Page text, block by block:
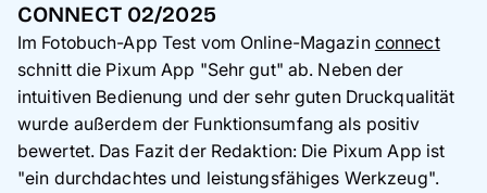
CONNECT 02/2025
Im Fotobuch-App Test vom Online-Magazin connect
schnitt die Pixum App "Sehr gut" ab. Neben der
intuitiven Bedienung und der sehr guten Druckqualität
wurde außerdem der Funktionsumfang als positiv
bewertet. Das Fazit der Redaktion: Die Pixum App ist
"ein durchdachtes und leistungsfähiges Werkzeug".